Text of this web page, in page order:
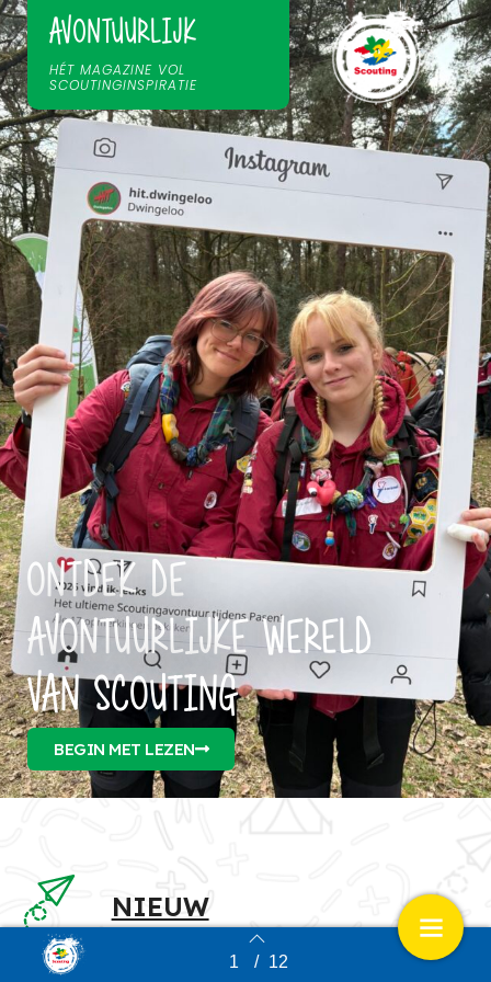
Back to index 1 / 12
AVONTUURLIJK
HÉT MAGAZINE VOL
SCOUTINGINSPIRATIE
ONTDEK DE
AVONTUURLIJKE WERELD
VAN SCOUTING
BEGIN MET LEZEN
NIEUW
Slimme maaltijdenop kamp: zo ga je